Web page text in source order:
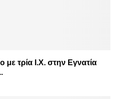
τρία Ι.Χ. στην Εγνατία